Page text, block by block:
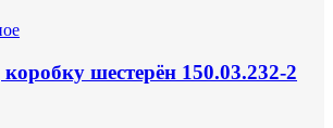
шестерён 150.03.232-2